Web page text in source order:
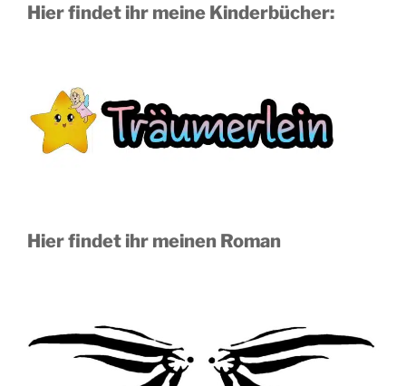
Hier findet ihr meine Kinderbücher:
Hier findet ihr meinen Roman